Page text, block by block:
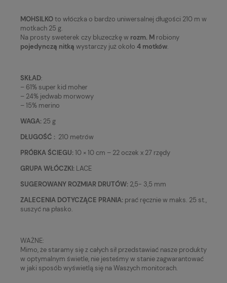
MOHSILKOto włóczka o bardzo uniwersalnej długości 210 m w
motkach 25 g.
Na prosty sweterek czy bluzeczkę w rozm. M robiony
pojedynczą nitką wystarczy już około 4 motków.
SKŁAD:
– 61% super kid moher
– 24% jedwab morwowy
– 15% merino
WAGA: 25 g
DŁUGOŚĆ : 210 metrów
PRÓBKA ŚCIEGU:10 × 10 cm – 22 oczek x 27 rzędy
GRUPA WŁÓCZKI: LACE
SUGEROWANY ROZMIAR DRUTÓW: 2,5- 3,5 mm
ZALECENIA DOTYCZĄCE PRANIA: prać ręcznie w maks. 25 st.,
suszyć na płasko.
WAŻNE:
Mimo, że staramy się z całych sił przedstawiać nasze produkty
w optymalnym świetle, nie jesteśmy w stanie zagwarantować
w jaki sposób wyświetlą się na Waszych monitorach.